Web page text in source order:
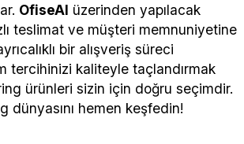
OfiseAl üzerinden yapılacak
teslimat ve müşteri memnuniyetine
bir alışveriş süreci
tercihinizi kaliteyle taçlandırmak
ürünleri sizin için doğru seçimdir.
dünyasını hemen keşfedin!